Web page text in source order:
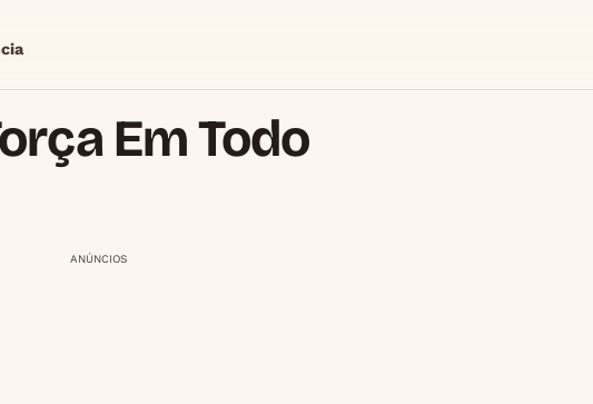
Em Todo
ANÚNCIOS